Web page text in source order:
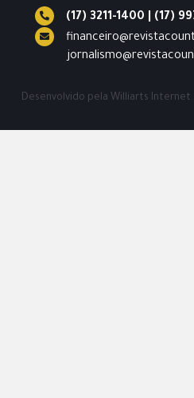
(17) 3211-1400
(17)
Desenvolvido pela Williarts Internet.